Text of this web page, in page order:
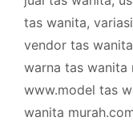
tas wanita,
vendor tas
warna tas wanita
www.model tas
wanita